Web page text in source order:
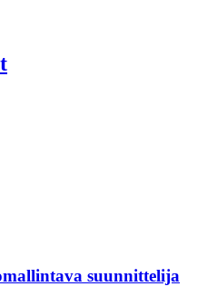
suunnittelija